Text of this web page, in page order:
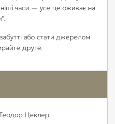
часи — усе це оживає на
або стати джерелом
друге.
Цеклер